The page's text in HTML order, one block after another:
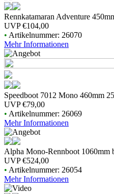
Rennkatamaran Adventure
UVP€104,00
• Artikelnummer: 26070
Mehr Informationen
Speedboot 7012 Mono 460mm
UVP€79,00
• Artikelnummer: 26069
Mehr Informationen
Alpha Mono-Rennboot 1060mm
UVP€524,00
• Artikelnummer: 26054
Mehr Informationen